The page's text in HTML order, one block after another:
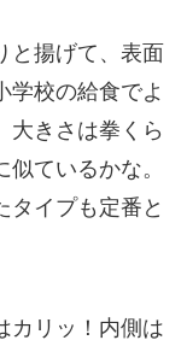
と揚げて、表面
学校の給食でよ
大きさは拳くら
似ているかな。
タイプも定番と
カリッ！内側は